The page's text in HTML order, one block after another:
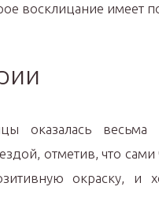
восклицание имеет
оказалась весьма
отметив, что
окраску, и